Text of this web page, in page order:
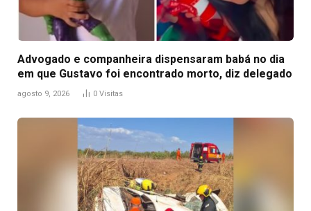
Advogado e companheira dispensaram babá no dia
em que Gustavo foi encontrado morto, diz delegado
agosto 9, 2026 0 Visitas